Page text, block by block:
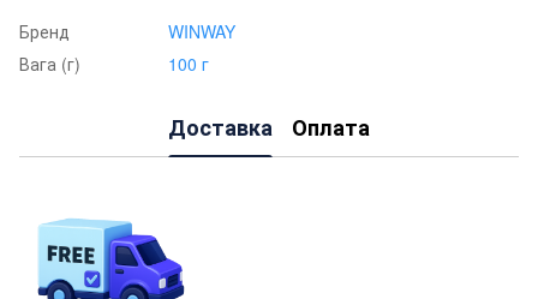
Бренд
WINWAY
Вага (г)
100 г
Доставка Оплата